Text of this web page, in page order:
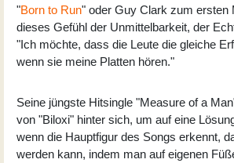
"Born to Run" oder Guy Clark zum ersten
dieses Gefühl der Unmittelbarkeit, der
"Ich möchte, dass die Leute die gleiche
wenn sie meine Platten hören."
Seine jüngste Hitsingle "Measure of a
von "Biloxi" hinter sich, um auf eine
wenn die Hauptfigur des Songs erkennt,
werden kann, indem man auf eigenen